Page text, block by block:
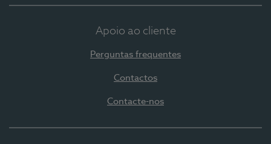
Apoio ao cliente
Perguntas frequentes
Contactos
Contacte-nos